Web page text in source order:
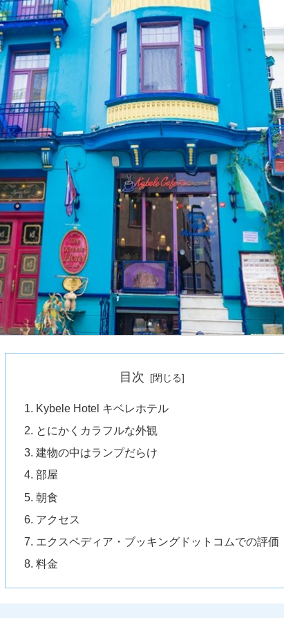
目次
Kybele Hotel キベレホテル
とにかくカラフルな外観
建物の中はランプだらけ
部屋
朝食
アクセス
エクスペディア・ブッキングドットコムでの評価
料金